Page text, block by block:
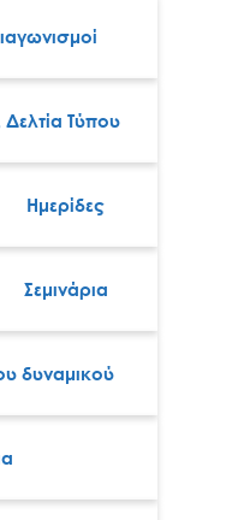
Τύπου
Ημερίδες
Σεμινάρια
δυναμικού